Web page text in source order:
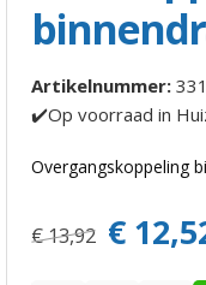
Artikelnummer:
✔️Op voorraad in
Overgangskoppeling
€
€ 13,92